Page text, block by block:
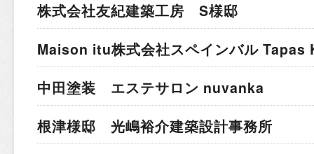
株式会社友紀建築工房 S様邸
Maison itu株式会社スペインバル
中田塗装 エステサロン nuvanka
根津様邸 光嶋裕介建築設計事務所